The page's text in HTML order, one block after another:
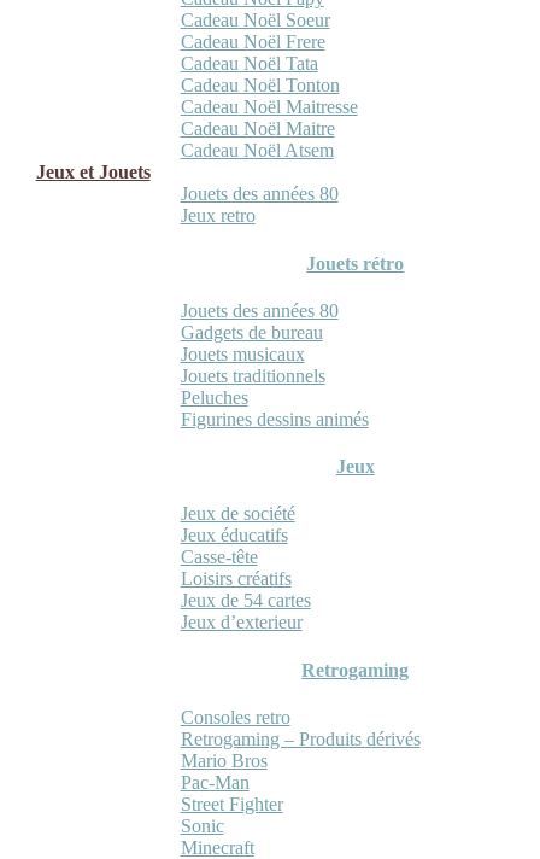
Cadeau Noël Soeur
Cadeau Noël Frere
Cadeau Noël Tata
Cadeau Noël Tonton
Cadeau Noël Maitresse
Cadeau Noël Maitre
Cadeau Noël Atsem
Jeux et Jouets
Jouets des années 80
Jeux retro
Jouets rétro
Jouets des années 80
Gadgets de bureau
Jouets musicaux
Jouets traditionnels
Peluches
Figurines dessins animés
Jeux
Jeux de société
Jeux éducatifs
Casse-tête
Loisirs créatifs
Jeux de 54 cartes
Jeux d’exterieur
Retrogaming
Consoles retro
Retrogaming – Produits dérivés
Mario Bros
Pac-Man
Street Fighter
Sonic
Minecraft